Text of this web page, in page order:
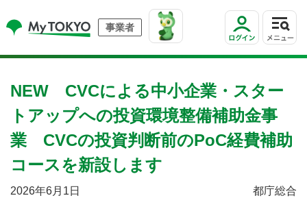
事業者
NEW CVCによる中小企業・スター
トアップへの投資環境整備補助金事
業 CVCの投資判断前のPoC経費補助
コースを新設します
2026年6月1日 都庁総合